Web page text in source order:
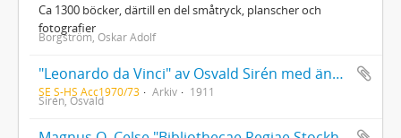
Ca 1300 böcker, därtill en del småtryck, planscher och
fotografier
Borgström, Oskar Adolf
"Leonardo da Vinci" av Osvald Sirén med ändringar och tillägg av författaren
SE S-HS Acc1970/73 Arkiv 1911
Sirén, Osvald